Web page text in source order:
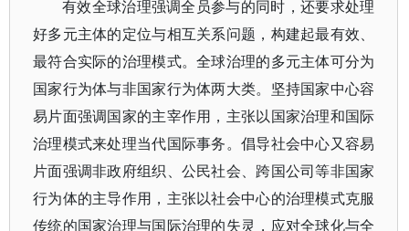
有效全球治理强调全员参与的同时，还要求处理
好多元主体的定位与相互关系问题，构建起最有效、
最符合实际的治理模式。全球治理的多元主体可分为
国家行为体与非国家行为体两大类。坚持国家中心容
易片面强调国家的主宰作用，主张以国家治理和国际
治理模式来处理当代国际事务。倡导社会中心又容易
片面强调非政府组织、公民社会、跨国公司等非国家
行为体的主导作用，主张以社会中心的治理模式克服
传统的国家治理与国际治理的失灵，应对全球化与全